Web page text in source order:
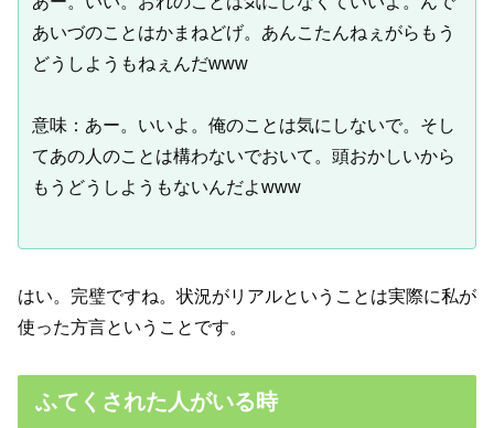
あいづのことはかまねどげ。あんこたんねぇがらもう
どうしようもねぇんだwww
意味：あー。いいよ。俺のことは気にしないで。そし
てあの人のことは構わないでおいて。頭おかしいから
もうどうしようもないんだよwww
はい。完璧ですね。状況がリアルということは実際に私が
使った方言ということです。
ふてくされた人がいる時